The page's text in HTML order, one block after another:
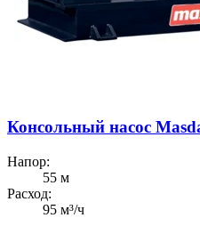
Консольный насос
Напор:
55 м
Расход:
95 м³/ч